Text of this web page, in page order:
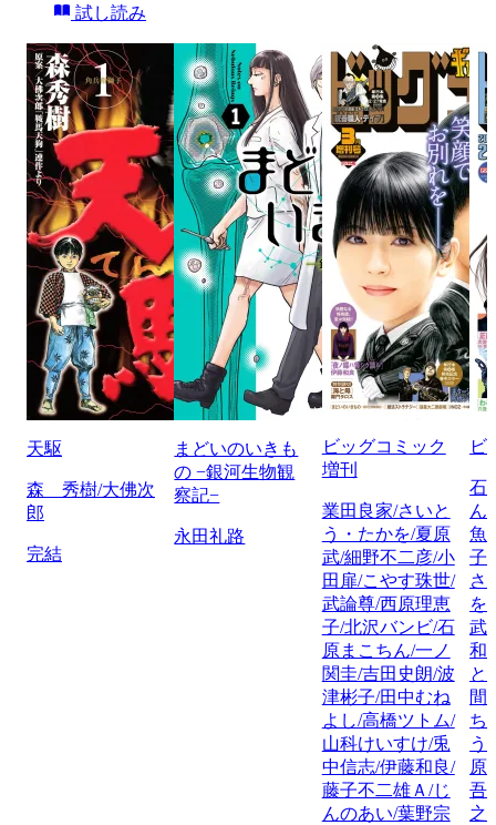
試し読み
天駆
森 秀樹/大佛次
郎
完結
まどいのいきも
の −銀河生物観
察記−
永田礼路
ビッグコミック
増刊
業田良家/さいと
う・たかを/夏原
武/細野不二彦/小
田扉/こやす珠世/
武論尊/西原理恵
子/北沢バンビ/石
原まこちん/一ノ
関圭/吉田史朗/波
津彬子/田中むね
よし/高橋ツトム/
山科けいすけ/兎
中信志/伊藤和良/
藤子不二雄Ａ/じ
んのあい/葉野宗
ビ
石
ん
魚
子
さ
を
武/
和
と
間
ち
う
原
吾/
之